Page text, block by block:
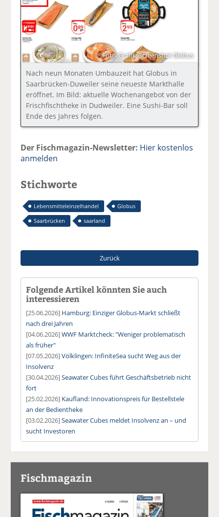
Foto/Grafik: Screenshot Globus
Nach neun Monaten Umbauzeit hat Globus in
Saarbrücken-Duweiler seine neueste Markthalle
eröffnet. Im Bild: aktuelle Wochenangebot von der
Frischfischtheke in Dudweiler. Eine Sushi-Bar soll
Ende des Jahres folgen.
Der Fischmagazin-Newsletter: Hier kostenlos
anmelden
Stichworte
Lebensmitteleinzelhandel
Globus
Saarbrücken
saarland
Zurück
Folgende Artikel könnten Sie auch
interessieren
[25.06.2026] Hamburg: Einziger Globus-Markt schließt
nach drei Jahren
[04.06.2026]WWF Marktcheck: "Weniger problematisch
als früher"
[07.05.2026]Völklingen: InfiniteSea sucht Weg aus der
Insolvenz
[30.04.2026]Seawater Cubes führt Geschäftsbetrieb nicht
fort
[25.02.2026] Kaufland: Innovationspreis für Bestellstele
an der Bedientheke
[03.02.2026]Seawater Cubes meldet Insolvenz an – und
sucht Investoren
Fischmagazin